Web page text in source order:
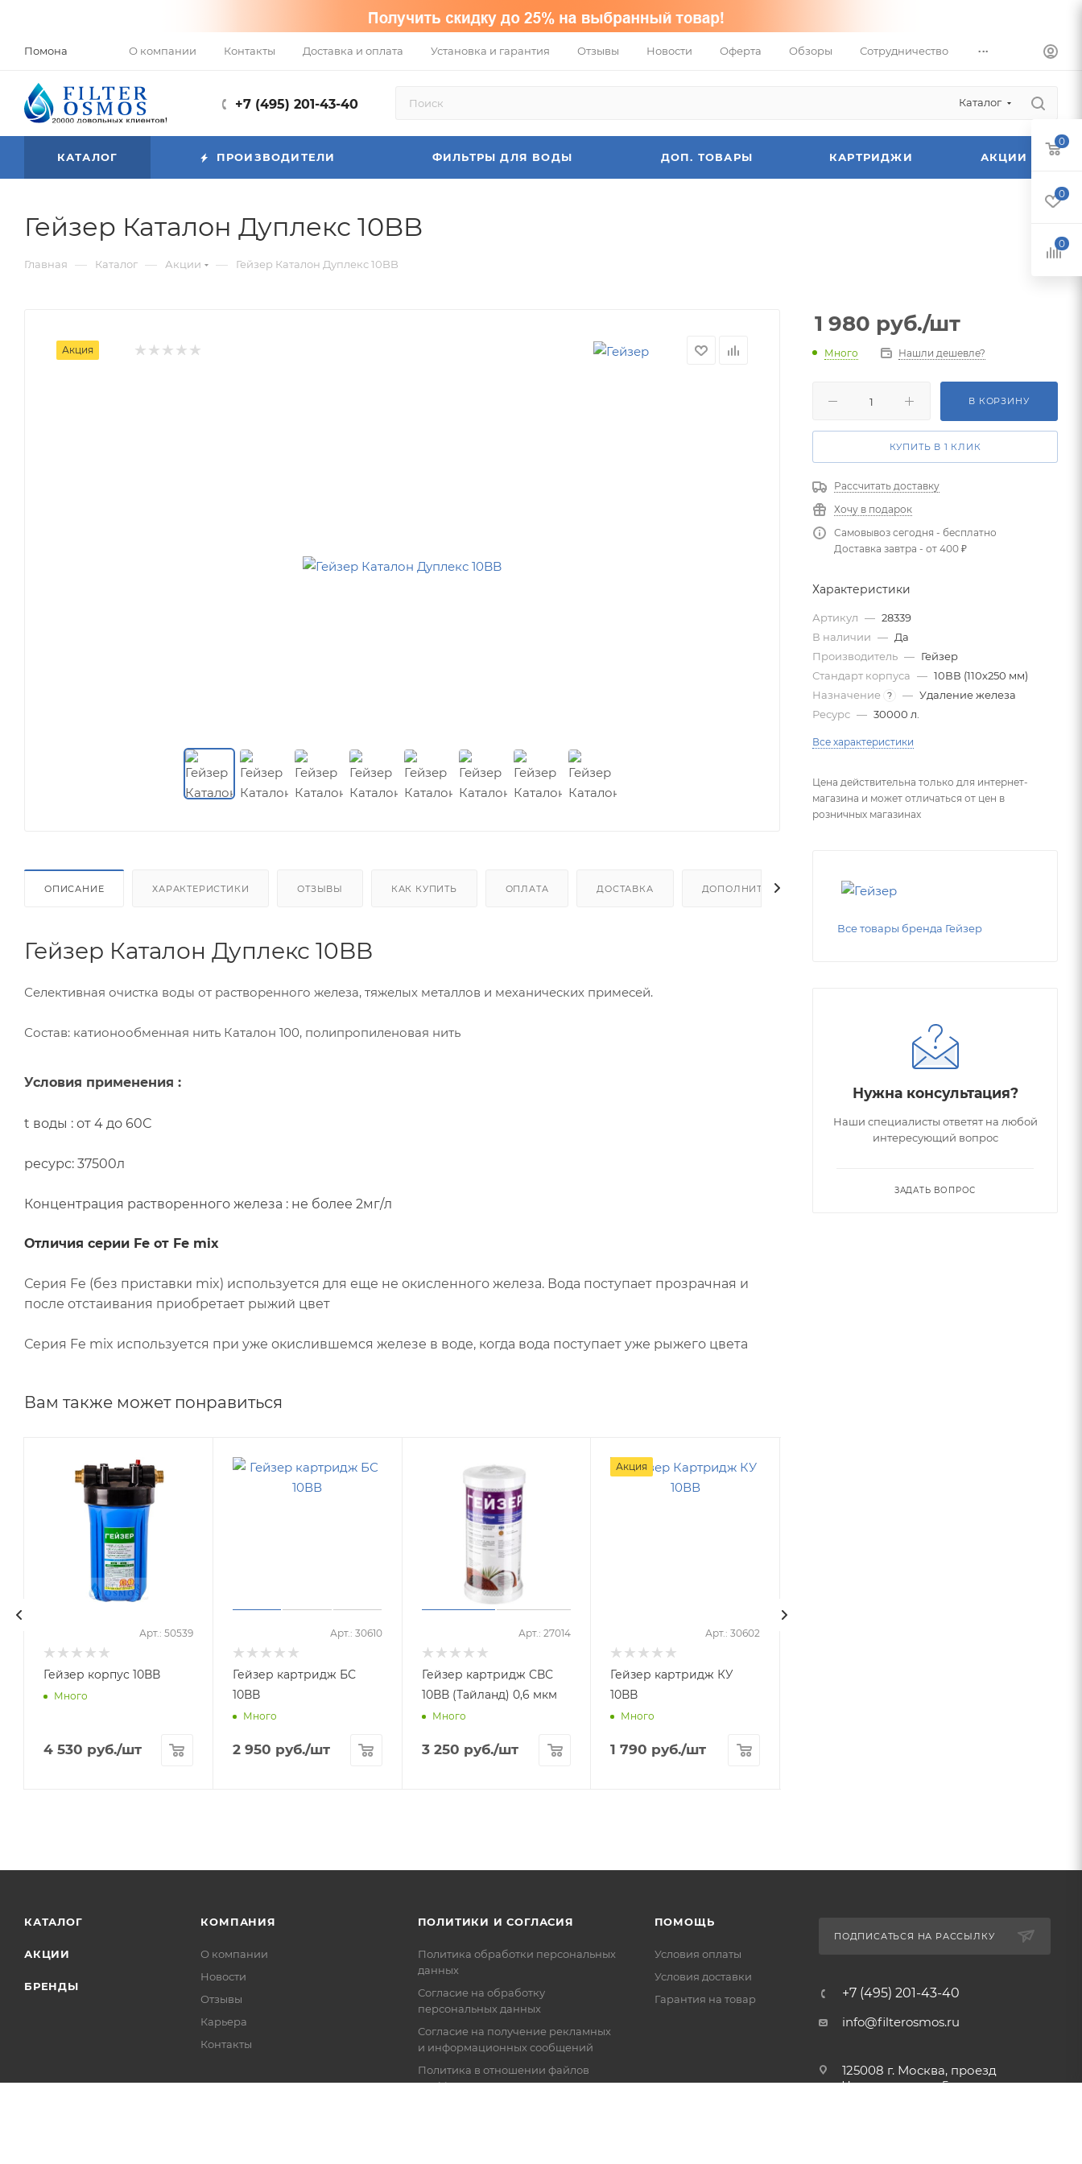
Помона О компании Контакты Доставка и оплата Установка и гарантия Отзывы Новости Оферта Обзоры Сотрудничество ...
+7 (495) 201-43-40 Каталог
КАТАЛОГ ПРОИЗВОДИТЕЛИ ФИЛЬТРЫ ДЛЯ ВОДЫ ДОП. ТОВАРЫ КАРТРИДЖИ АКЦИИ
Гейзер Каталон Дуплекс 10BB
Главная — Каталог — Акции — Гейзер Каталон Дуплекс 10BB
Акция
ОПИСАНИЕ ХАРАКТЕРИСТИКИ ОТЗЫВЫ КАК КУПИТЬ ОПЛАТА ДОСТАВКА ДОПОЛНИТЕЛЬНО
Гейзер Каталон Дуплекс 10BB
Селективная очистка воды от растворенного железа, тяжелых металлов и механических примесей.
Состав: катионообменная нить Каталон 100, полипропиленовая нить
Условия применения :
t воды : от 4 до 60С
ресурс: 37500л
Концентрация растворенного железа : не более 2мг/л
Отличия серии Fe от Fe mix
Серия Fe (без приставки mix) используется для еще не окисленного железа. Вода поступает прозрачная и
после отстаивания приобретает рыжий цвет
Серия Fe mix используется при уже окислившемся железе в воде, когда вода поступает уже рыжего цвета
Вам также может понравиться
Арт.: 50539
Гейзер корпус 10ВВ
Много
4 530 руб./шт
Арт.: 30610
Гейзер картридж БС
10ВВ
Много
2 950 руб./шт
Арт.: 27014
Гейзер картридж СВС
10ВВ (Тайланд) 0,6 мкм
Много
3 250 руб./шт
Акция
Арт.: 30602
Гейзер картридж КУ
10ВВ
Много
1 790 руб./шт
1 980 руб./шт
Много Нашли дешевле?
В КОРЗИНУ
КУПИТЬ В 1 КЛИК
Рассчитать доставку
Хочу в подарок
Самовывоз сегодня - бесплатно
Доставка завтра - от 400 ₽
Характеристики
Артикул — 28339
В наличии — Да
Производитель — Гейзер
Стандарт корпуса — 10ВВ (110х250 мм)
Назначение ? — Удаление железа
Ресурс — 30000 л.
Все характеристики
Цена действительна только для интернет-
магазина и может отличаться от цен в
розничных магазинах
Все товары бренда Гейзер
Нужна консультация?
Наши специалисты ответят на любой
интересующий вопрос
ЗАДАТЬ ВОПРОС
КАТАЛОГ
АКЦИИ
БРЕНДЫ
КОМПАНИЯ
О компании
Новости
Отзывы
Карьера
Контакты
ПОЛИТИКИ И СОГЛАСИЯ
Политика обработки персональных
данных
Согласие на обработку
персональных данных
Согласие на получение рекламных
и информационных сообщений
Политика в отношении файлов
Cookie
ПОМОЩЬ
Условия оплаты
Условия доставки
Гарантия на товар
ПОДПИСАТЬСЯ НА РАССЫЛКУ
+7 (495) 201-43-40
info@filterosmos.ru
125008 г. Москва, проезд
Черепановых д.5
0
0
0